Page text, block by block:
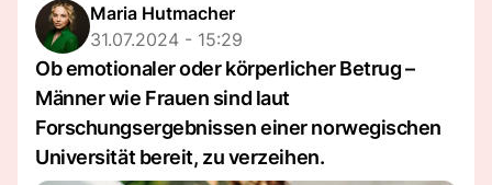
Maria Hutmacher
31.07.2024 - 15:29
Ob emotionaler oder körperlicher Betrug –
Männer wie Frauen sind laut
Forschungsergebnissen einer norwegischen
Universität bereit, zu verzeihen.